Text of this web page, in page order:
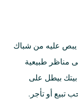
عليه من شباك
مناظر طبيعية
بيطل على
تبيع أو تأجر.